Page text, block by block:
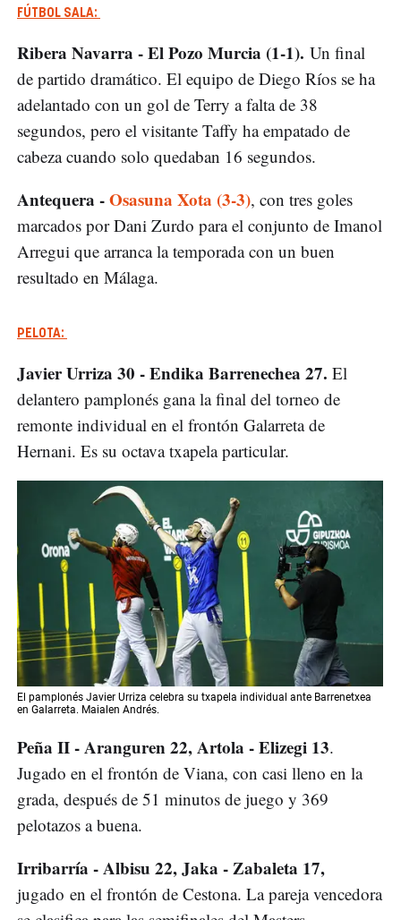
FÚTBOL SALA:
Ribera Navarra - El Pozo Murcia (1-1). Un final
de partido dramático. El equipo de Diego Ríos se ha
adelantado con un gol de Terry a falta de 38
segundos, pero el visitante Taffy ha empatado de
cabeza cuando solo quedaban 16 segundos.
Antequera -Osasuna Xota (3-3), con tres goles
marcados por Dani Zurdo para el conjunto de Imanol
Arregui que arranca la temporada con un buen
resultado en Málaga.
PELOTA:
Javier Urriza 30 - Endika Barrenechea 27. El
delantero pamplonés gana la final del torneo de
remonte individual en el frontón Galarreta de
Hernani. Es su octava txapela particular.
El pamplonés Javier Urriza celebra su txapela individual ante Barrenetxea
en Galarreta. Maialen Andrés.
Peña II - Aranguren 22, Artola - Elizegi 13.
Jugado en el frontón de Viana, con casi lleno en la
grada, después de 51 minutos de juego y 369
pelotazos a buena.
Irribarría - Albisu 22, Jaka - Zabaleta 17,
jugado en el frontón de Cestona. La pareja vencedora